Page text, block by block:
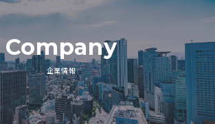
Company
企業情報